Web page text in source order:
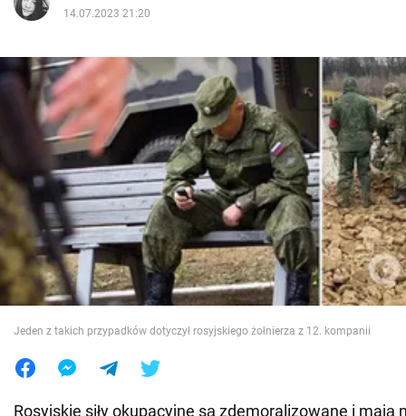
Życie
Polityka
Społeczeństwo
Wojna na Ukrainie
Świat
Jedzenie
14.07.2023 21:20
Jeden z takich przypadków dotyczył rosyjskiego żołnierza z 12. kompanii
Rosyjskie siły okupacyjne są zdemoralizowane i mają